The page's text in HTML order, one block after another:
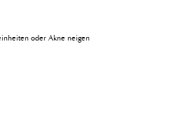
oder Akne neigen